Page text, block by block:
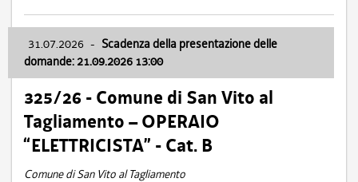
31.07.2026 - Scadenza della presentazione delle
domande: 21.09.2026 13:00
325/26 - Comune di San Vito al
Tagliamento – OPERAIO
“ELETTRICISTA” - Cat. B
Comune di San Vito al Tagliamento